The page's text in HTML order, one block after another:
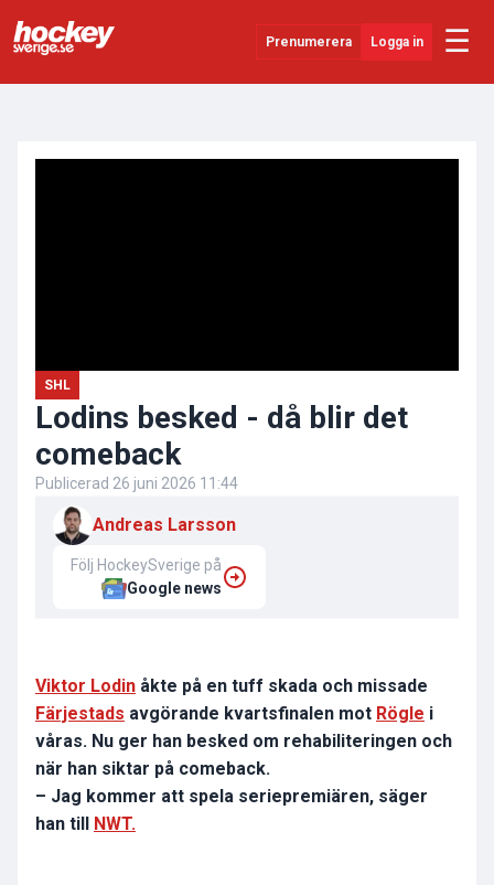
Prenumerera Logga in ☰
SHL
Lodins besked - då blir det
comeback
Publicerad 26 juni 2026 11:44
Andreas Larsson
Följ HockeySverige på
Google news
Viktor Lodin åkte på en tuff skada och missade
Färjestads avgörande kvartsfinalen mot Rögle i
våras. Nu ger han besked om rehabiliteringen och
när han siktar på comeback.
– Jag kommer att spela seriepremiären, säger
han till
NWT.